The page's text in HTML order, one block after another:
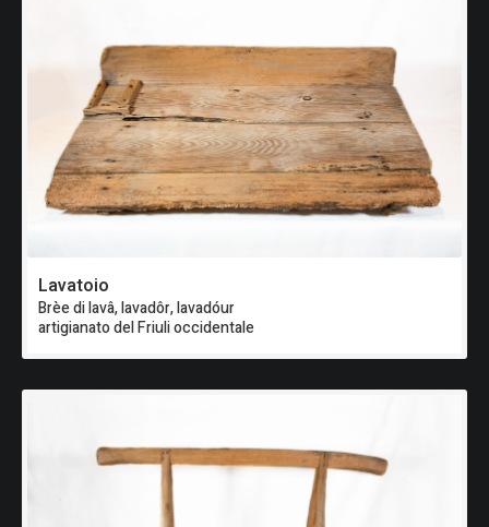
Lavatoio
Brèe di lavâ, lavadôr, lavadóur
artigianato del Friuli occidentale